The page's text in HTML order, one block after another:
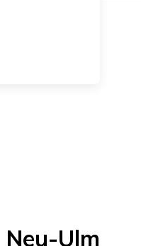
Neu-Ulm